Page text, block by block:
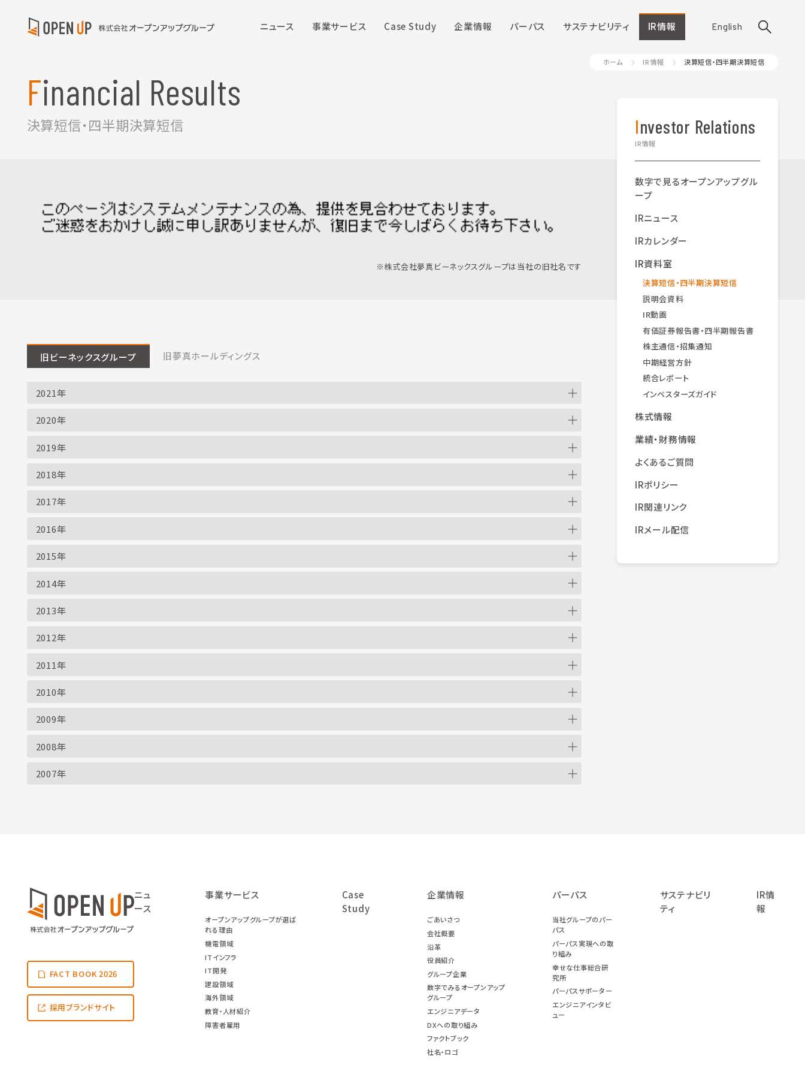
ニュース 事業サービス Case Study 企業情報 パーパス サステナビリティ IR情報 English
ホーム IR情報 決算短信・四半期決算短信
Financial Results
決算短信・四半期決算短信
※株式会社夢真ビーネックスグループは当社の旧社名です
旧ビーネックスグループ 旧夢真ホールディングス
2021年
2020年
2019年
2018年
2017年
2016年
2015年
2014年
2013年
2012年
2011年
2010年
2009年
2008年
2007年
Investor Relations
IR情報
数字で見るオープンアップグル
ープ
IRニュース
IRカレンダー
IR資料室
決算短信・四半期決算短信
説明会資料
IR動画
有価証券報告書・四半期報告書
株主通信・招集通知
中期経営方針
統合レポート
インベスターズガイド
株式情報
業績・財務情報
よくあるご質問
IRポリシー
IR関連リンク
IRメール配信
FACT BOOK 2026
採用ブランドサイト
ニュ
ース
事業サービス
オープンアップグループが選ば
れる理由
機電領域
ITインフラ
IT開発
建設領域
海外領域
教育・人材紹介
障害者雇用
Case
Study
企業情報
ごあいさつ
会社概要
沿革
役員紹介
グループ企業
数字でみるオープンアップ
グループ
エンジニアデータ
DXへの取り組み
ファクトブック
社名・ロゴ
パーパス
当社グループのパー
パス
パーパス実現への取
り組み
幸せな仕事総合研
究所
パーパスサポーター
エンジニアインタビ
ュー
サステナビリ
ティ
IR情
報